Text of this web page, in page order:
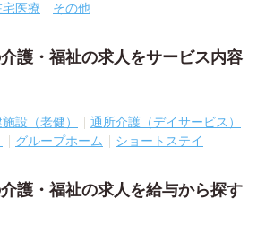
宅医療 その他
護・福祉の求人をサービス内容
設（老健）
通所介護（デイサービス）
グループホーム ショートステイ
護・福祉の求人を給与から探す